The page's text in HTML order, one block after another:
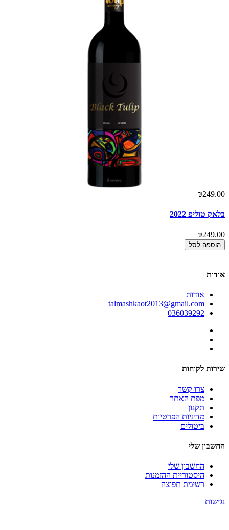
₪249.00
בלאק טוליפ 2022
₪249.00
הוספה לסל
אודות
אודות
talmashkaot2013@gmail.com
036039292
שירות לקוחות
צרו קשר
מפת האתר
תקנון
מדיניות הפרטיות
ביטולים
החשבון שלי
החשבון שלי
היסטוריית ההזמנות
רשימת תפוצה
נגישות